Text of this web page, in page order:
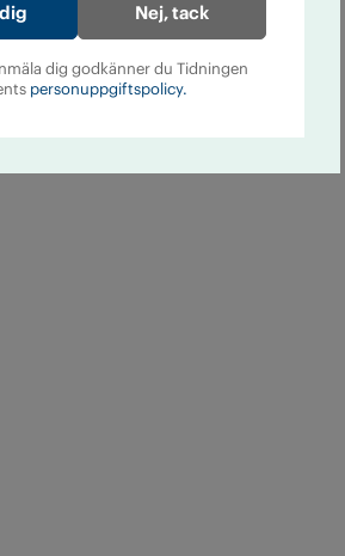
Nej, tack
dig godkänner du Tidningen
personuppgiftspolicy.